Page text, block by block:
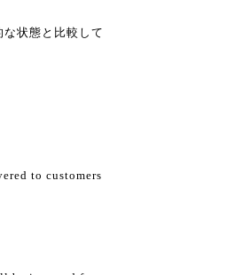
状態と比較して
to customers